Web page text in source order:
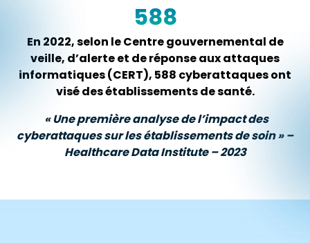
588
En 2022, selon le Centre gouvernemental de
veille, d’alerte et de réponse aux attaques
informatiques (CERT), 588 cyberattaques ont
visé des établissements de santé.
« Une première analyse de l’impact des
cyberattaques sur les établissements de soin » –
Healthcare Data Institute –2023